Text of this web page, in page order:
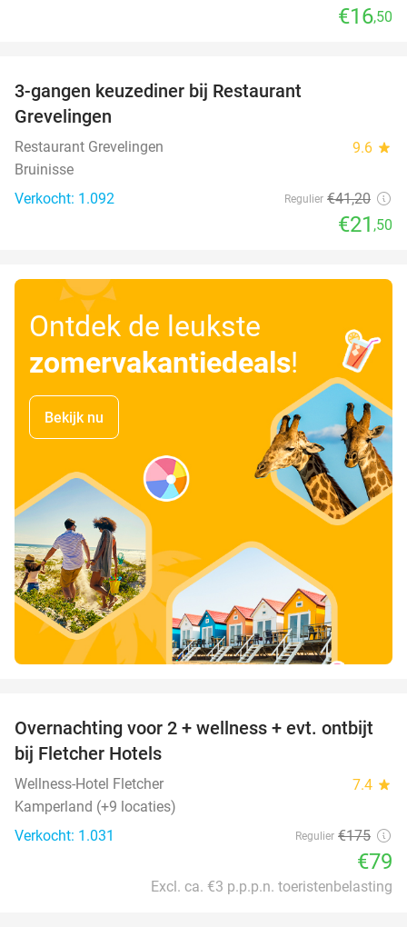
€16,50
3-gangen keuzediner bij Restaurant
Grevelingen
Restaurant Grevelingen 9.6 star
Bruinisse
Verkocht: 1.092
Regulier €41,20
€21 ,50
Ontdek de leukste
zomervakantiedeals!
Bekijk nu
55%
Overnachting voor 2 + wellness + evt. ontbijt
bij Fletcher Hotels
Wellness-Hotel Fletcher 7.4 star
Kamperland (+9 locaties)
Verkocht: 1.031
Regulier €175
€79
Excl. ca. €3 p.p.p.n. toeristenbelasting